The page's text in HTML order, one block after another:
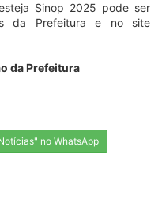
Sinop 2025 pode ser
da Prefeitura e no site
da Prefeitura
no WhatsApp